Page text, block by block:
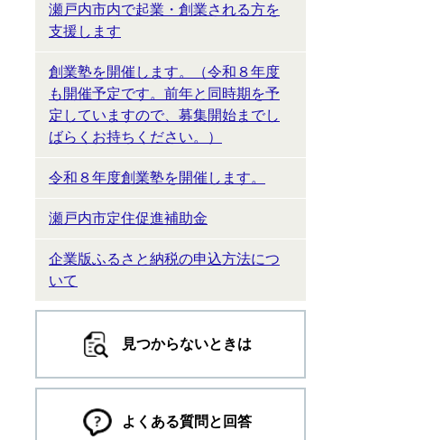
瀬戸内市内で起業・創業される方を
支援します
創業塾を開催します。（令和８年度
も開催予定です。前年と同時期を予
定していますので、募集開始までし
ばらくお持ちください。）
令和８年度創業塾を開催します。
瀬戸内市定住促進補助金
企業版ふるさと納税の申込方法につ
いて
見つからないときは
よくある質問と回答